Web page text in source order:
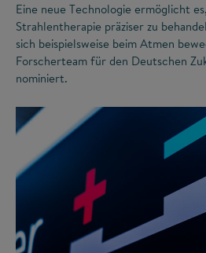
Eine neue Technologie ermöglicht
Strahlentherapie präziser zu
sich beispielsweise beim Atmen
Forscherteam für den Deutschen
nominiert.